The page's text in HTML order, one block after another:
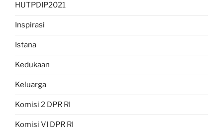
HUTPDIP2021
Inspirasi
Istana
Kedukaan
Keluarga
Komisi 2 DPR RI
Komisi VI DPR RI